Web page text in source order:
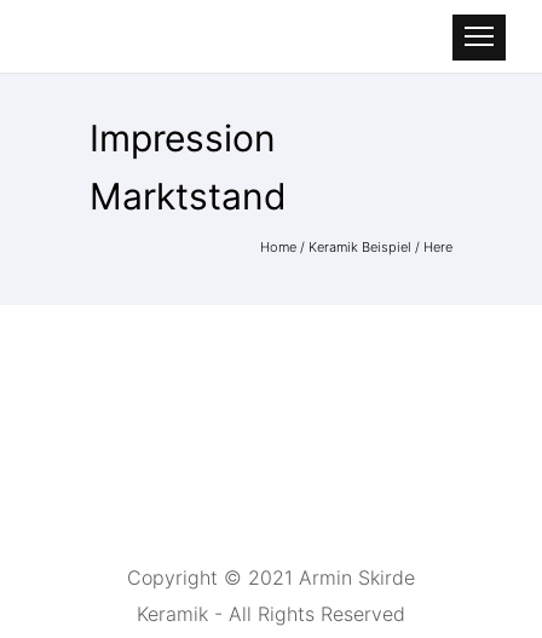
Impression
Marktstand
Home / Keramik Beispiel / Here
Copyright © 2021 Armin Skirde
Keramik - All Rights Reserved